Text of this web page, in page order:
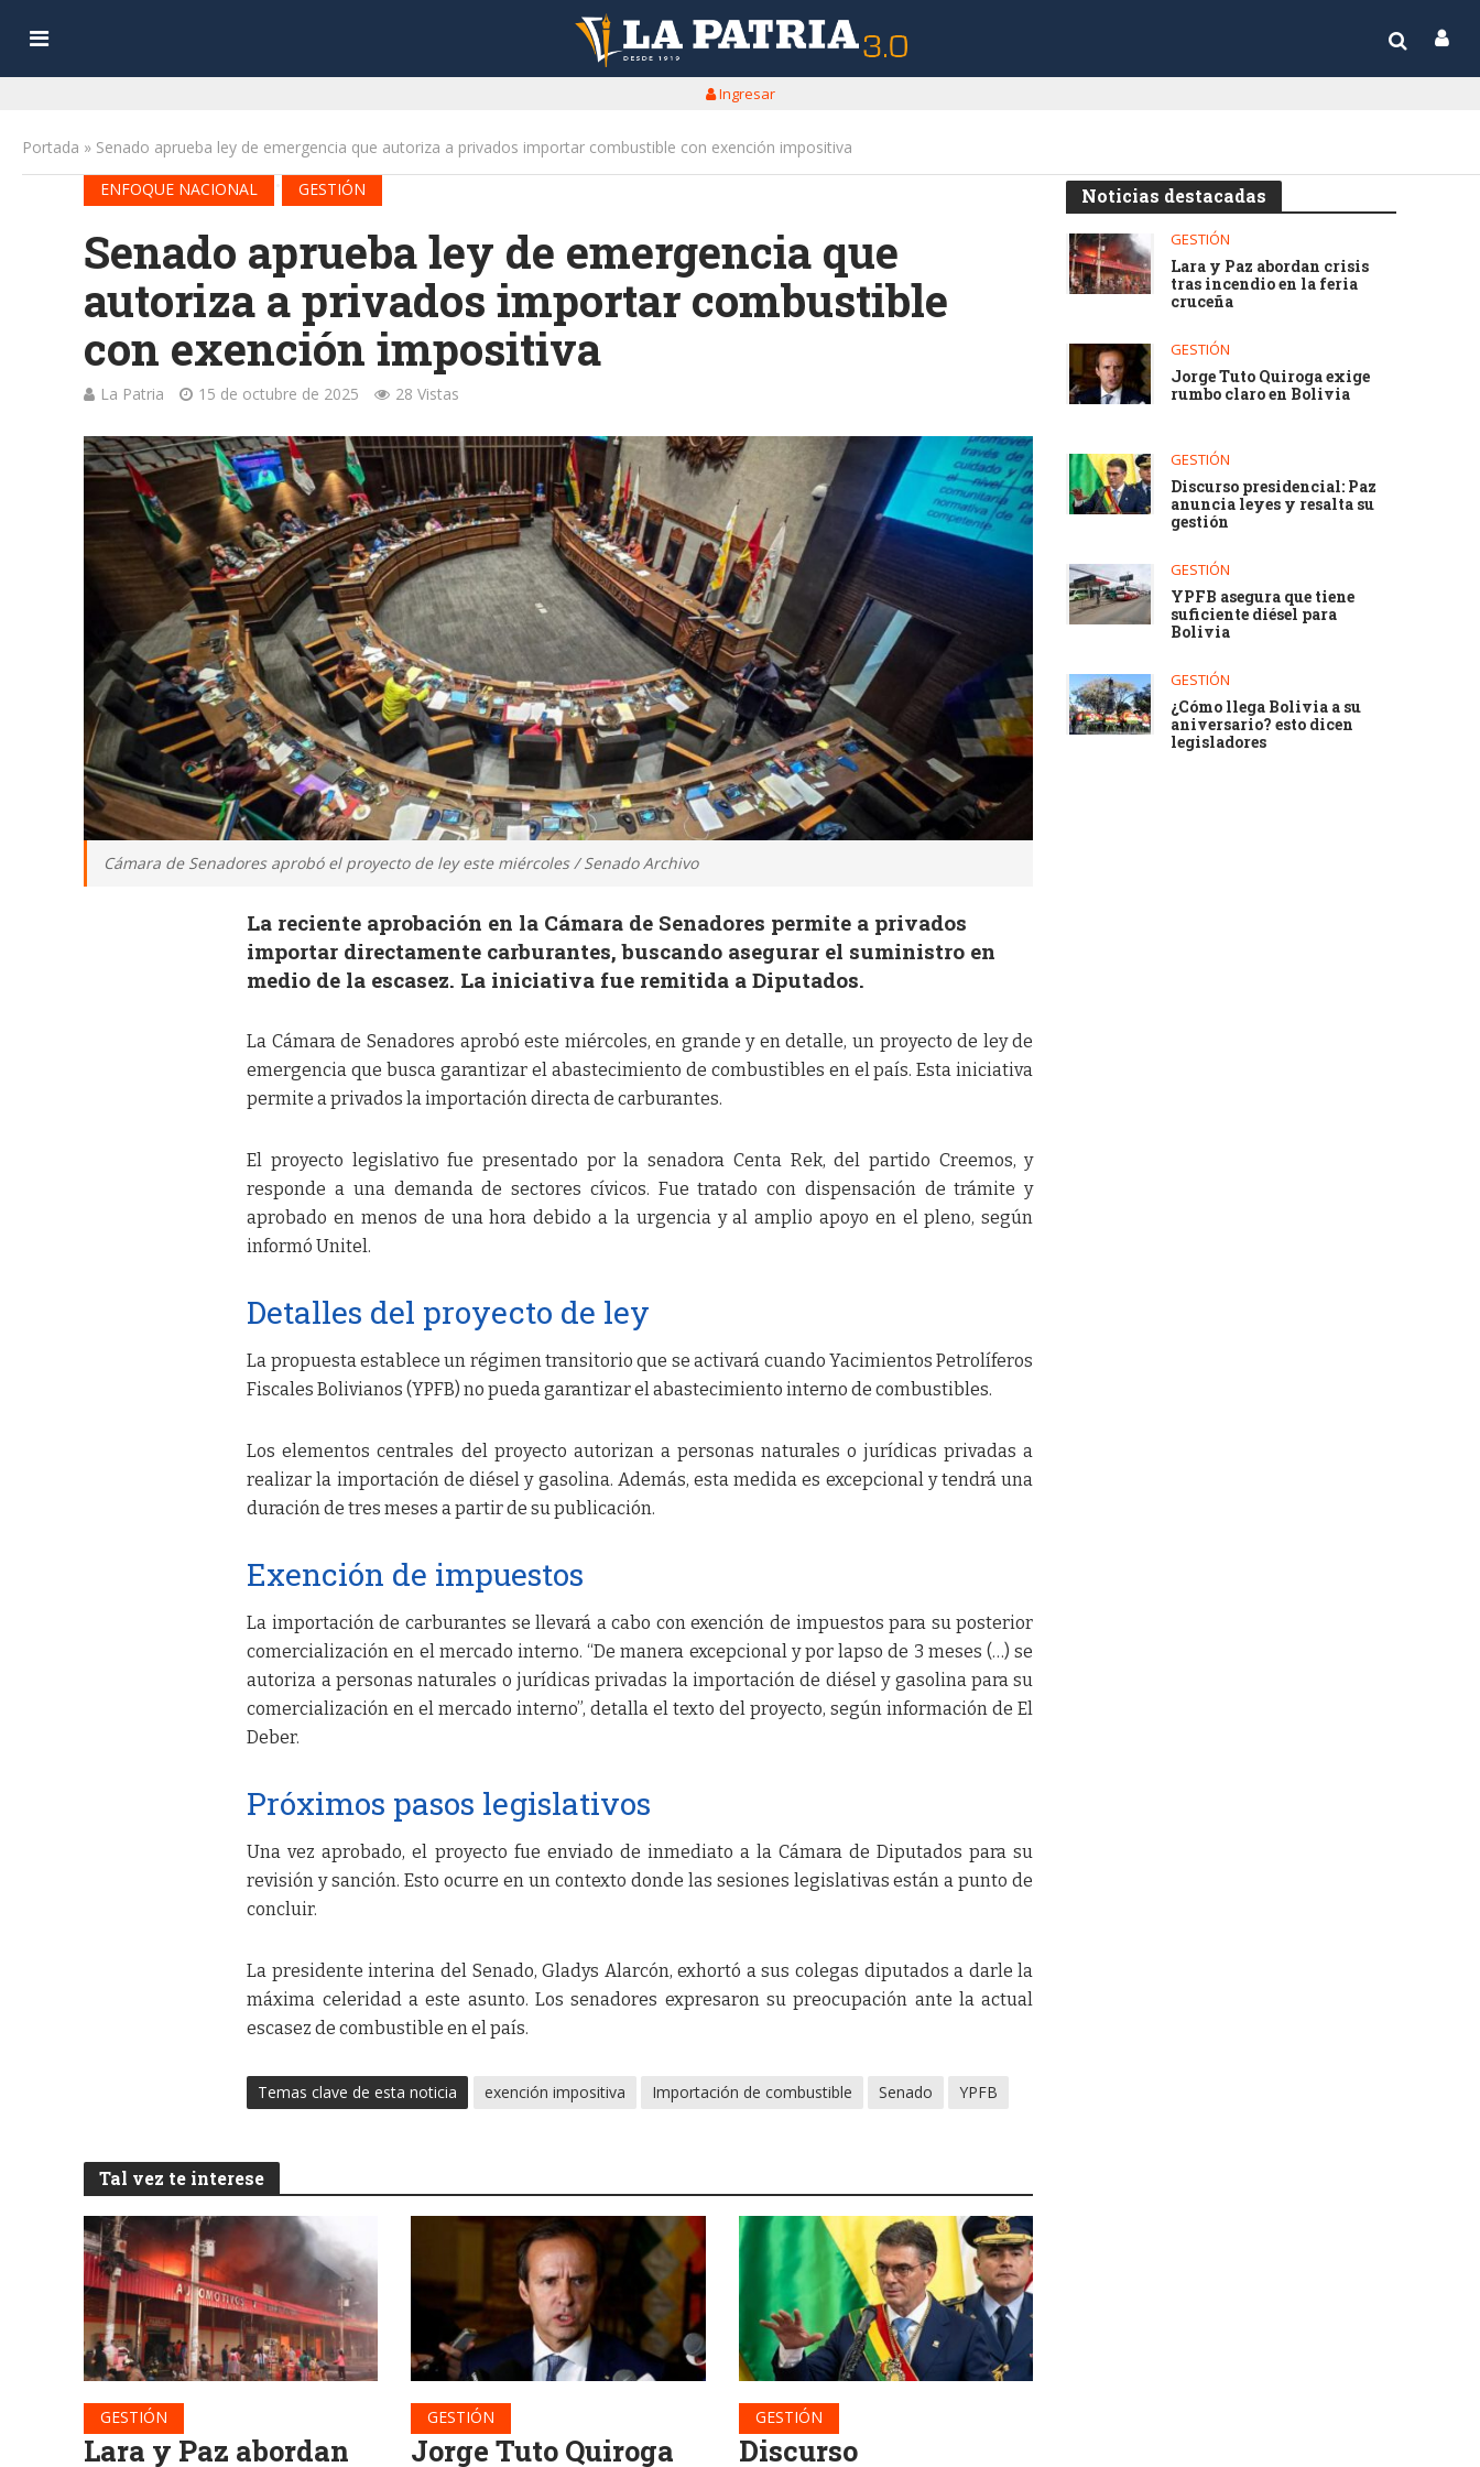
Ingresar
Portada » Senado aprueba ley de emergencia que autoriza a privados importar combustible con exención impositiva
ENFOQUE NACIONAL
GESTIÓN
Senado aprueba ley de emergencia que
autoriza a privados importar combustible
con exención impositiva
La Patria 15 de octubre de 2025 28 Vistas
Cámara de Senadores aprobó el proyecto de ley este miércoles / Senado Archivo
La reciente aprobación en la Cámara de Senadores permite a privados
importar directamente carburantes, buscando asegurar el suministro en
medio de la escasez. La iniciativa fue remitida a Diputados.
La Cámara de Senadores aprobó este miércoles, en grande y en detalle, un proyecto de ley de
emergencia que busca garantizar el abastecimiento de combustibles en el país. Esta iniciativa
permite a privados la importación directa de carburantes.
El proyecto legislativo fue presentado por la senadora Centa Rek, del partido Creemos, y
responde a una demanda de sectores cívicos. Fue tratado con dispensación de trámite y
aprobado en menos de una hora debido a la urgencia y al amplio apoyo en el pleno, según
informó Unitel.
Detalles del proyecto de ley
La propuesta establece un régimen transitorio que se activará cuando Yacimientos Petrolíferos
Fiscales Bolivianos (YPFB) no pueda garantizar el abastecimiento interno de combustibles.
Los elementos centrales del proyecto autorizan a personas naturales o jurídicas privadas a
realizar la importación de diésel y gasolina. Además, esta medida es excepcional y tendrá una
duración de tres meses a partir de su publicación.
Exención de impuestos
La importación de carburantes se llevará a cabo con exención de impuestos para su posterior
comercialización en el mercado interno. “De manera excepcional y por lapso de 3 meses (…) se
autoriza a personas naturales o jurídicas privadas la importación de diésel y gasolina para su
comercialización en el mercado interno”, detalla el texto del proyecto, según información de El
Deber.
Próximos pasos legislativos
Una vez aprobado, el proyecto fue enviado de inmediato a la Cámara de Diputados para su
revisión y sanción. Esto ocurre en un contexto donde las sesiones legislativas están a punto de
concluir.
La presidente interina del Senado, Gladys Alarcón, exhortó a sus colegas diputados a darle la
máxima celeridad a este asunto. Los senadores expresaron su preocupación ante la actual
escasez de combustible en el país.
Temas clave de esta noticia exención impositiva Importación de combustible Senado YPFB
Tal vez te interese
GESTIÓN
Lara y Paz abordan
GESTIÓN
Jorge Tuto Quiroga
GESTIÓN
Discurso
Noticias destacadas
GESTIÓN
Lara y Paz abordan crisis
tras incendio en la feria
cruceña
GESTIÓN
Jorge Tuto Quiroga exige
rumbo claro en Bolivia
GESTIÓN
Discurso presidencial: Paz
anuncia leyes y resalta su
gestión
GESTIÓN
YPFB asegura que tiene
suficiente diésel para
Bolivia
GESTIÓN
¿Cómo llega Bolivia a su
aniversario? esto dicen
legisladores